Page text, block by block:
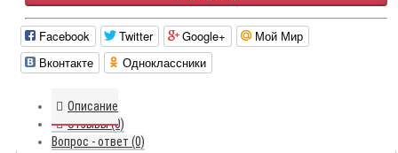
Facebook Twitter Google+
Мой Мир
Вконтакте
Одноклассники
Описание
Отзывы (0)
Вопрос - ответ (0)